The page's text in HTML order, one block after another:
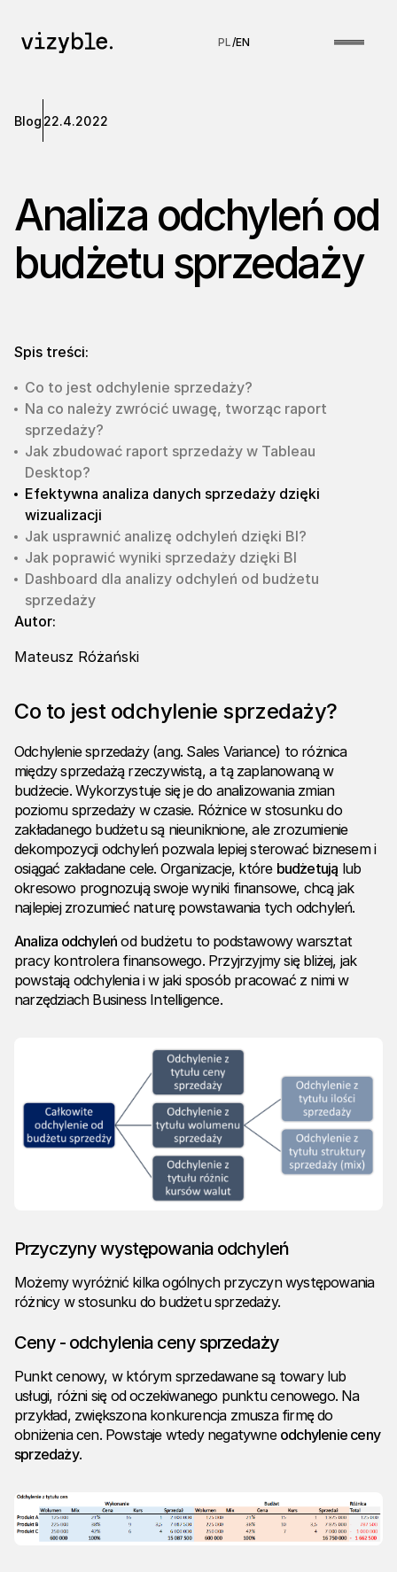
PL/EN
Blog 22.4.2022
Analiza odchyleń od
budżetu sprzedaży
Spis treści:
Co to jest odchylenie sprzedaży?
Na co należy zwrócić uwagę, tworząc raport
sprzedaży?
Jak zbudować raport sprzedaży w Tableau
Desktop?
Efektywna analiza danych sprzedaży dzięki
wizualizacji
Jak usprawnić analizę odchyleń dzięki BI?
Jak poprawić wyniki sprzedaży dzięki BI
Dashboard dla analizy odchyleń od budżetu
sprzedaży
Autor:
Mateusz Różański
Co to jest odchylenie sprzedaży?
Odchylenie sprzedaży (ang. Sales Variance) to różnica
między sprzedażą rzeczywistą, a tą zaplanowaną w
budżecie. Wykorzystuje się je do analizowania zmian
poziomu sprzedaży w czasie. Różnice w stosunku do
zakładanego budżetu są nieuniknione, ale zrozumienie
dekompozycji odchyleń pozwala lepiej sterować biznesem i
osiągać zakładane cele. Organizacje, które budżetują lub
okresowo prognozują swoje wyniki finansowe, chcą jak
najlepiej zrozumieć naturę powstawania tych odchyleń.
Analiza odchyleń od budżetu to podstawowy warsztat
pracy kontrolera finansowego. Przyjrzyjmy się bliżej, jak
powstają odchylenia i w jaki sposób pracować z nimi w
narzędziach Business Intelligence.
Przyczyny występowania odchyleń
Możemy wyróżnić kilka ogólnych przyczyn występowania
różnicy w stosunku do budżetu sprzedaży.
Ceny - odchylenia ceny sprzedaży
Punkt cenowy, w którym sprzedawane są towary lub
usługi, różni się od oczekiwanego punktu cenowego. Na
przykład, zwiększona konkurencja zmusza firmę do
obniżenia cen. Powstaje wtedy negatywne odchylenie ceny
sprzedaży.